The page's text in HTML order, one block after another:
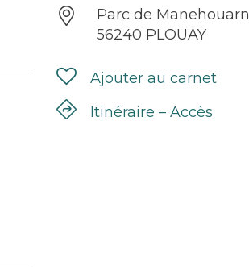
Parc de Manehouarn
56240 PLOUAY
Ajouter au carnet
Itinéraire – Accès